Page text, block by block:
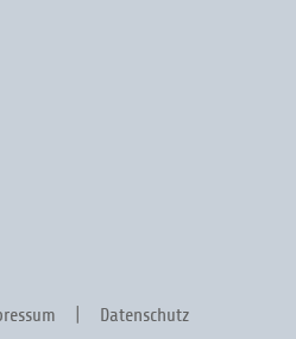
Datenschutz